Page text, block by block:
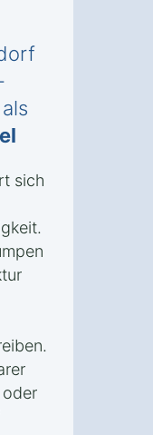
als
sich
oder